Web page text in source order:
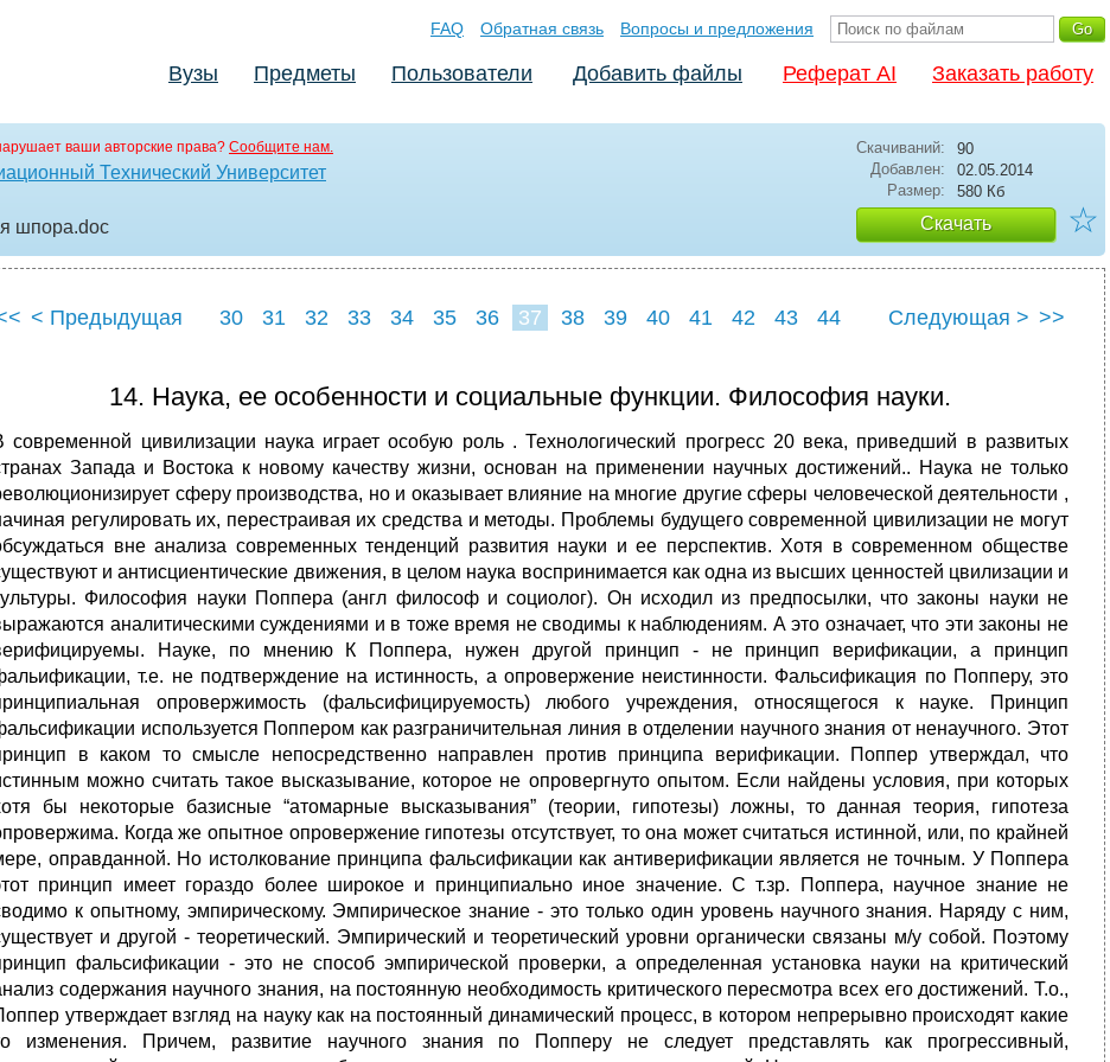
FAQ Обратная связь Вопросы и предложения
Вузы Предметы Пользователи Добавить файлы Реферат AI Заказать работу
ваши авторские права? Сообщите нам.
Технический Университет
шпора.doc
Скачиваний:
90
Добавлен:
02.05.2014
Размер:
580 Кб
Скачать ☆
< Предыдущая 30 31 32 33 34 35 36 37 38 39 40 41 42 43
44
Следующая > >>
14. Наука, ее особенности и социальные функции. Философия науки.
современной цивилизации наука играет особую роль . Технологический прогресс 20 века, приведший в развитых
Запада и Востока к новому качеству жизни, основан на применении научных достижений.. Наука не только
сферу производства, но и оказывает влияние на многие другие сферы человеческой деятельности ,
регулировать их, перестраивая их средства и методы. Проблемы будущего современной цивилизации не могут
вне анализа современных тенденций развития науки и ее перспектив. Хотя в современном обществе
и антисциентические движения, в целом наука воспринимается как одна из высших ценностей цвилизации и
Философия науки Поппера (англ философ и социолог). Он исходил из предпосылки, что законы науки не
аналитическими суждениями и в тоже время не сводимы к наблюдениям. А это означает, что эти законы не
Науке, по мнению К Поппера, нужен другой принцип - не принцип верификации, а принцип
т.е. не подтверждение на истинность, а опровержение неистинности. Фальсификация по Попперу, это
опровержимость (фальсифицируемость) любого учреждения, относящегося к науке. Принцип
используется Поппером как разграничительная линия в отделении научного знания от ненаучного. Этот
в каком то смысле непосредственно направлен против принципа верификации. Поппер утверждал, что
можно считать такое высказывание, которое не опровергнуто опытом. Если найдены условия, при которых
бы некоторые базисные “атомарные высказывания” (теории, гипотезы) ложны, то данная теория, гипотеза
Когда же опытное опровержение гипотезы отсутствует, то она может считаться истинной, или, по крайней
оправданной. Но истолкование принципа фальсификации как антиверификации является не точным. У Поппера
принцип имеет гораздо более широкое и принципиально иное значение. С т.зр. Поппера, научное знание не
к опытному, эмпирическому. Эмпирическое знание - это только один уровень научного знания. Наряду с ним,
и другой - теоретический. Эмпирический и теоретический уровни органически связаны м/у собой. Поэтому
фальсификации - это не способ эмпирической проверки, а определенная установка науки на критический
содержания научного знания, на постоянную необходимость критического пересмотра всех его достижений. Т.о.,
утверждает взгляд на науку как на постоянный динамический процесс, в котором непрерывно происходят какие
изменения. Причем, развитие научного знания по Попперу не следует представлять как прогрессивный,